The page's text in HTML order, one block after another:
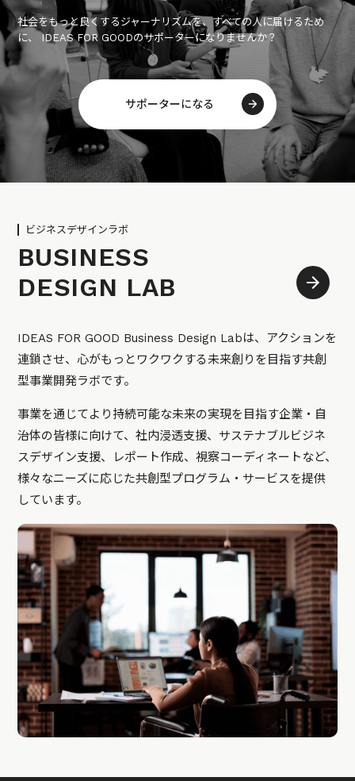
社会をもっと良くするジャーナリズムを、すべての人に届けるため
に、 IDEAS FOR GOODのサポーターになりませんか？
サポーターになる
ビジネスデザインラボ
BUSINESS
DESIGN LAB
IDEAS FOR GOOD Business Design Labは、アクションを
連鎖させ、心がもっとワクワクする未来創りを目指す共創
型事業開発ラボです。
事業を通じてより持続可能な未来の実現を目指す企業・自
治体の皆様に向けて、社内浸透支援、サステナブルビジネ
スデザイン支援、レポート作成、視察コーディネートなど、
様々なニーズに応じた共創型プログラム・サービスを提供
しています。